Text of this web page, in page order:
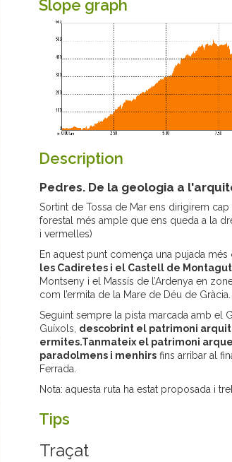
Slope graph
Description
Pedres. De la geologia a
Sortint de Tossa de Mar ens dirigirem
forestal més ample que ens queda a la
i vermelles)
En aquest punt comença una pujada
les Cadiretes i el Castell de
Montseny i el Massís de l’Ardenya en
com l’ermita de la Mare de Déu de Gràcia.
Seguint sempre la pista marcada amb el
Guíxols, descobrint el patrimoni
ermites.Tanmateix el patrimoni
paradolmens i menhirsfins arribar al
Ferrada.
Nota: aquesta ruta ha estat proposada i
Tips
Traçat